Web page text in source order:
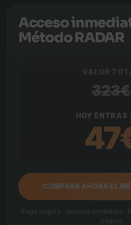
Acceso
Método RADAR
VALOR
323€
HOY ENTRAS
COMPRAR AHORA EL
Pago seguro · Acceso inmediato
página